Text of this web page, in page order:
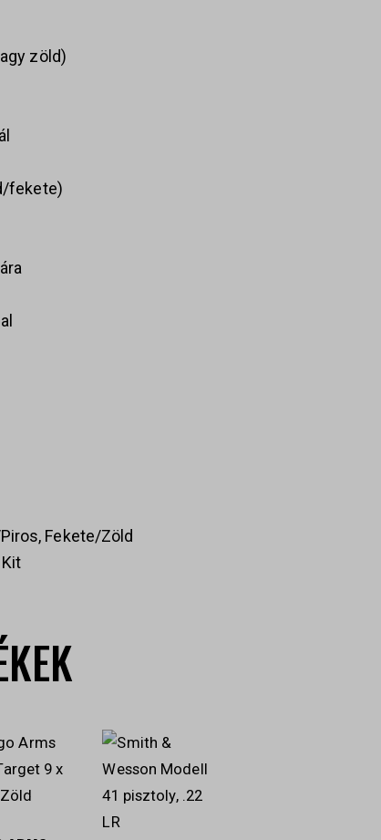
zöld)
fekete)
Fekete/Zöld